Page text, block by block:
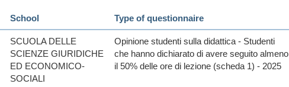
School Type of questionnaire
SCUOLA DELLE
SCIENZE GIURIDICHE
ED ECONOMICO-
SOCIALI
Opinione studenti sulla didattica - Studenti
che hanno dichiarato di avere seguito almeno
il 50% delle ore di lezione (scheda 1) - 2025